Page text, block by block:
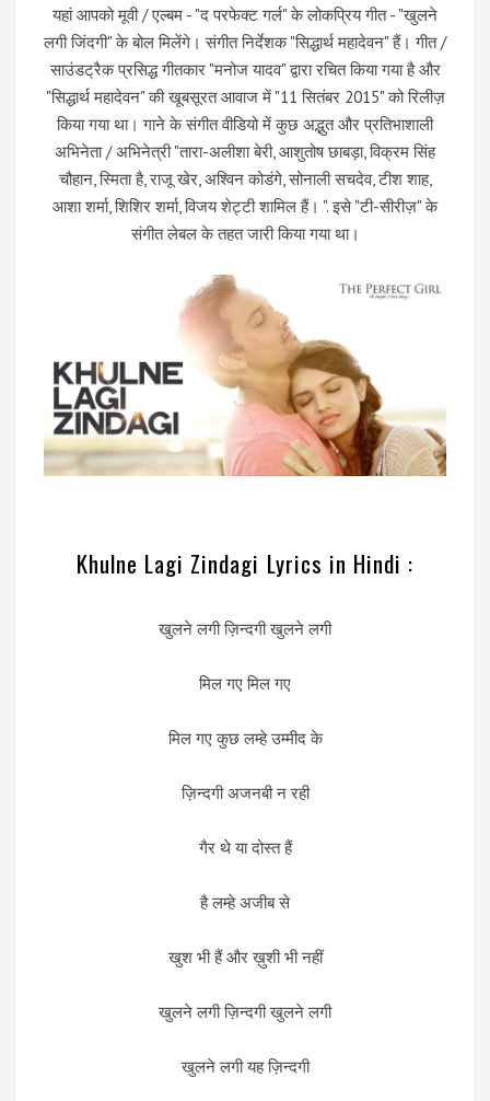
यहां आपको मूवी / एल्बम - "द परफेक्ट गर्ल" के लोकप्रिय गीत - "खुलने
लगी जिंदगी" के बोल मिलेंगे। संगीत निर्देशक "सिद्धार्थ महादेवन" हैं। गीत /
साउंडट्रैक प्रसिद्ध गीतकार "मनोज यादव" द्वारा रचित किया गया है और
"सिद्धार्थ महादेवन" की खूबसूरत आवाज में "11 सितंबर 2015" को रिलीज़
किया गया था। गाने के संगीत वीडियो में कुछ अद्भुत और प्रतिभाशाली
अभिनेता / अभिनेत्री "तारा-अलीशा बेरी, आशुतोष छाबड़ा, विक्रम सिंह
चौहान, स्मिता है, राजू खेर, अश्विन कोडंगे, सोनाली सचदेव, टीश शाह,
आशा शर्मा, शिशिर शर्मा, विजय शेट्टी शामिल हैं। ". इसे "टी-सीरीज़" के
संगीत लेबल के तहत जारी किया गया था।
Khulne Lagi Zindagi Lyrics in Hindi :
खुलने लगी ज़िन्दगी खुलने लगी
मिल गए मिल गए
मिल गए कुछ लम्हे उम्मीद के
ज़िन्दगी अजनबी न रही
गैर थे या दोस्त हैं
है लम्हे अजीब से
खुश भी हैं और ख़ुशी भी नहीं
खुलने लगी ज़िन्दगी खुलने लगी
खुलने लगी यह ज़िन्दगी